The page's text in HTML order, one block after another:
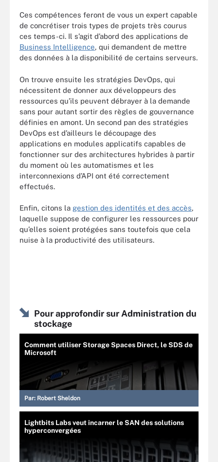
Ces compétences feront de vous un expert capable
de concrétiser trois types de projets très courus
ces temps-ci. Il s’agit d’abord des applications de
Business Intelligence, qui demandent de mettre
des données à la disponibilité de certains serveurs.
On trouve ensuite les stratégies DevOps, qui
nécessitent de donner aux développeurs des
ressources qu’ils peuvent débrayer à la demande
sans pour autant sortir des règles de gouvernance
définies en amont. Un second pan des stratégies
DevOps est d’ailleurs le découpage des
applications en modules applicatifs capables de
fonctionner sur des architectures hybrides à partir
du moment où les automatismes et les
interconnexions d’API ont été correctement
effectués.
Enfin, citons la gestion des identités et des accès,
laquelle suppose de configurer les ressources pour
qu’elles soient protégées sans toutefois que cela
nuise à la productivité des utilisateurs.
Pour approfondir sur Administration du
stockage
Comment utiliser Storage Spaces Direct, le SDS de
Microsoft
Par: Robert Sheldon
Lightbits Labs veut incarner le SAN des solutions
hyperconvergées